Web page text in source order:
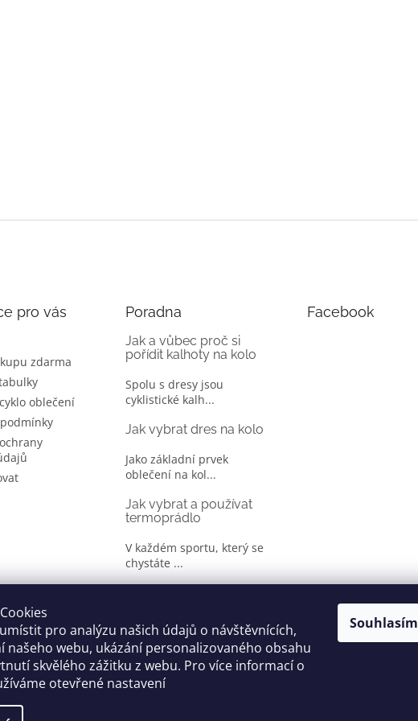
pro analýzu našich údajů o návštěvnících,
našeho webu, ukázání personalizovaného obsahu
skvělého zážitku z webu. Pro více informací o
otevřené nastavení
Souhlasím
pro vás
zdarma
oblečení
Poradna
Jak a vůbec proč si
pořídit kalhoty na kolo
Spolu s dresy jsou
cyklistické kalh...
Jak vybrat dres na kolo
Jako základní prvek
oblečení na kol...
Jak vybrat a používat
termoprádlo
V každém sportu, který se
chystáte ...
Je jen málo cyklistů, kteří si
oble...
Facebook